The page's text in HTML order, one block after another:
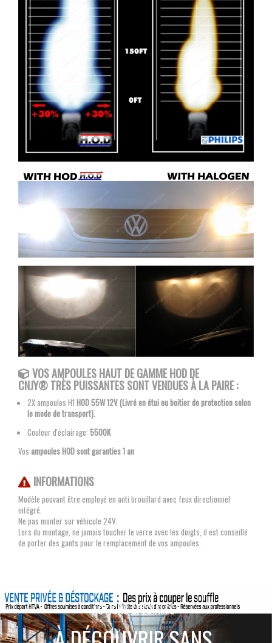
VOS AMPOULESHAUT DE GAMME HOD DE
CNJY®TRÈS PUISSANTES SONT VENDUES À LA PAIRE :
2X ampoules H1 HOD 55W 12V (Livré en étui ou boitier de protection selon
le mode de transport).
Couleur d'éclairage: 5500K
Vos ampoules HOD sont garanties 1 an
INFORMATIONS
Modèle pouvant être employé en anti brouillard avec feux directionnel
intégré.
Ne pas monter sur véhicule 24V.
Lors du montage, ne jamais toucher le verre avec les doigts, il est conseillé
de porter des gants pour le remplacement de vos ampoules.
ACTIONS SPÉCIALES